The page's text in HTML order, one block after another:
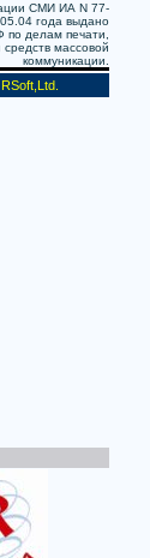
СМИ ИА N 77-
года выдано
делам печати,
массовой
коммуникации.
RSoft,Ltd.